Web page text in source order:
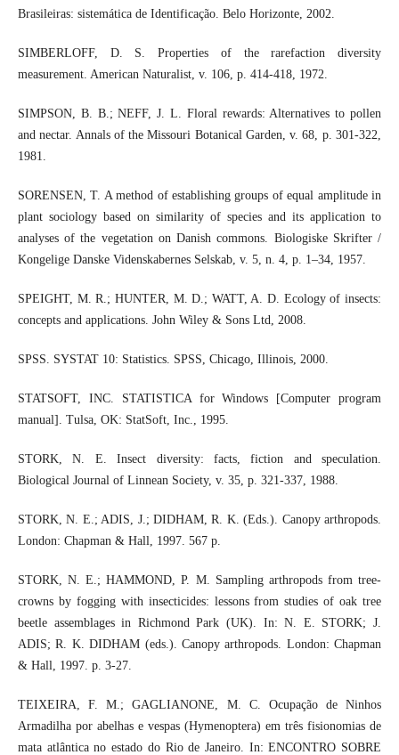
Brasileiras: sistemática de Identificação. Belo Horizonte, 2002.
SIMBERLOFF, D. S. Properties of the rarefaction diversity
measurement. American Naturalist, v. 106, p. 414-418, 1972.
SIMPSON, B. B.; NEFF, J. L. Floral rewards: Alternatives to pollen
and nectar. Annals of the Missouri Botanical Garden, v. 68, p. 301-322,
1981.
SORENSEN, T. A method of establishing groups of equal amplitude in
plant sociology based on similarity of species and its application to
analyses of the vegetation on Danish commons. Biologiske Skrifter /
Kongelige Danske Videnskabernes Selskab, v. 5, n. 4, p. 1–34, 1957.
SPEIGHT, M. R.; HUNTER, M. D.; WATT, A. D. Ecology of insects:
concepts and applications. John Wiley & Sons Ltd, 2008.
SPSS. SYSTAT 10: Statistics. SPSS, Chicago, Illinois, 2000.
STATSOFT, INC. STATISTICA for Windows [Computer program
manual]. Tulsa, OK: StatSoft, Inc., 1995.
STORK, N. E. Insect diversity: facts, fiction and speculation.
Biological Journal of Linnean Society, v. 35, p. 321-337, 1988.
STORK, N. E.; ADIS, J.; DIDHAM, R. K. (Eds.). Canopy arthropods.
London: Chapman & Hall, 1997. 567 p.
STORK, N. E.; HAMMOND, P. M. Sampling arthropods from tree-
crowns by fogging with insecticides: lessons from studies of oak tree
beetle assemblages in Richmond Park (UK). In: N. E. STORK; J.
ADIS; R. K. DIDHAM (eds.). Canopy arthropods. London: Chapman
& Hall, 1997. p. 3-27.
TEIXEIRA, F. M.; GAGLIANONE, M. C. Ocupação de Ninhos
Armadilha por abelhas e vespas (Hymenoptera) em três fisionomias de
mata atlântica no estado do Rio de Janeiro. In: ENCONTRO SOBRE